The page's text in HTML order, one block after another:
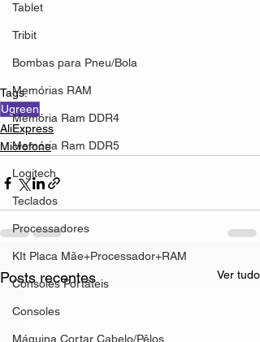
Tablet
Tribit
Bombas para Pneu/Bola
Memórias RAM
Memória Ram DDR4
Memória Ram DDR5
Logitech
Teclados
Processadores
KIt Placa Mãe+Processador+RAM
Consoles Portáteis
Consoles
Máquina Cortar Cabelo/Pêlos
Tags:
Ugreen
AliExpress
Microfone
Posts recentes Ver tudo